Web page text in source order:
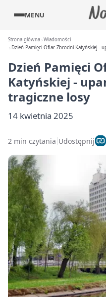
MENU
Strona główna Wiadomości
Dzień Pamięci Ofiar Zbrodni Katyńskiej -
Dzień Pamięci
Katyńskiej -
tragiczne losy
14 kwietnia 2025
2 min czytania Udostępnij